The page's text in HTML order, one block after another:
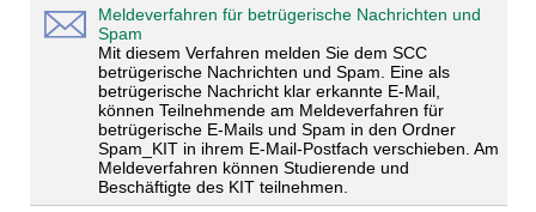
Meldeverfahren für betrügerische Nachrichten und
Spam
Mit diesem Verfahren melden Sie dem SCC
betrügerische Nachrichten und Spam. Eine als
betrügerische Nachricht klar erkannte E-Mail,
können Teilnehmende am Meldeverfahren für
betrügerische E-Mails und Spam in den Ordner
Spam_KIT in ihrem E-Mail-Postfach verschieben. Am
Meldeverfahren können Studierende und
Beschäftigte des KIT teilnehmen.